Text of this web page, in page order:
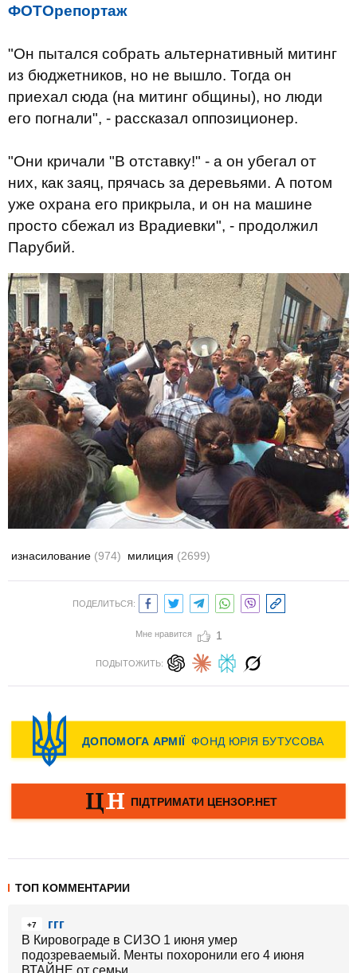
ФОТОрепортаж
"Он пытался собрать альтернативный митинг
из бюджетников, но не вышло. Тогда он
приехал сюда (на митинг общины), но люди
его погнали", - рассказал оппозиционер.
"Они кричали "В отставку!" - а он убегал от
них, как заяц, прячась за деревьями. А потом
уже охрана его прикрыла, и он на машине
просто сбежал из Врадиевки", - продолжил
Парубий.
изнасилование (974) милиция (2699)
ПОДЕЛИТЬСЯ:
Мне нравится 1
ПОДЫТОЖИТЬ:
ТОП КОММЕНТАРИИ
+7
ггг
В Кировограде в СИЗО 1 июня умер
подозреваемый. Менты похоронили его 4 июня
ВТАЙНЕ от семьи.